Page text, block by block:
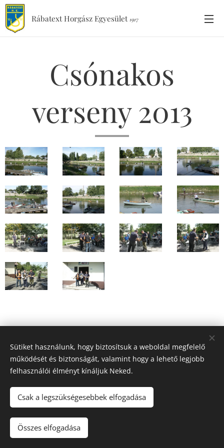
Rábatext Horgász Egyesület 1917
Csónakos
verseny 2013
© 2020Rábatext Horgász Egyesület hivatalos oldala
, Minden jog fenntartva.
Az oldalt a
Sütiket használunk, hogy biztosítsuk a weboldal megfelelő
működését és biztonságát, valamint hogy a lehető legjobb
felhasználói élményt kínáljuk Neked.
Csak a legszükségesebbek elfogadása
Összes elfogadása